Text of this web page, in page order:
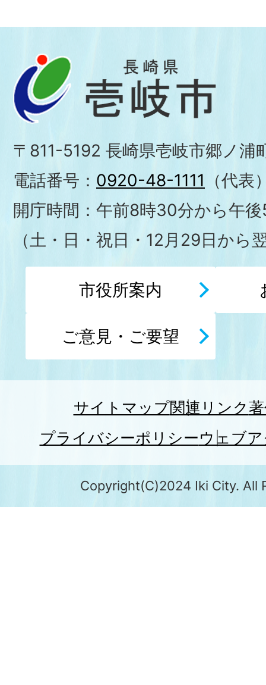
〒811-5192 長崎県壱岐市郷ノ浦
電話番号： 0920-48-1111 （代表
開庁時間：午前8時30分から午
（土・日・祝日・12月29日から
市役所案内
ご意見・ご要望
サイトマップ関連リンク
プライバシーポリシーウェブ
Copyright(C)2024 Iki City. All